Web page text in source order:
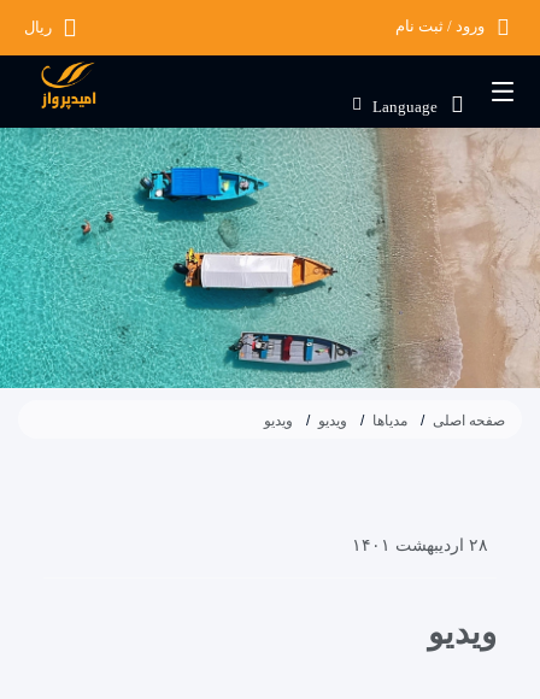
ریال ورود / ثبت نام
Language
صفحه اصلی مدیاها ویدیو ویدیو
۲۸ اردیبهشت ۱۴۰۱
ویدیو